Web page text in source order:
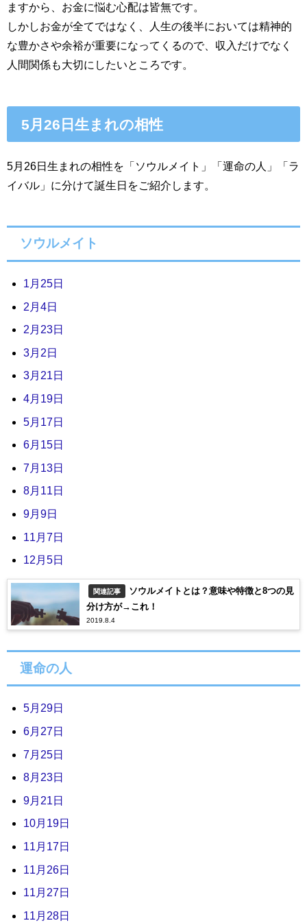
ますから、お金に悩む心配は皆無です。
しかしお金が全てではなく、人生の後半においては精神的
な豊かさや余裕が重要になってくるので、収入だけでなく
人間関係も大切にしたいところです。
5月26日生まれの相性
5月26日生まれの相性を「ソウルメイト」「運命の人」「ラ
イバル」に分けて誕生日をご紹介します。
ソウルメイト
1月25日
2月4日
2月23日
3月2日
3月21日
4月19日
5月17日
6月15日
7月13日
8月11日
9月9日
11月7日
12月5日
関連記事
ソウルメイトとは？意味や特徴と8つの見
分け方が→これ！
2019.8.4
運命の人
5月29日
6月27日
7月25日
8月23日
9月21日
10月19日
11月17日
11月26日
11月27日
11月28日